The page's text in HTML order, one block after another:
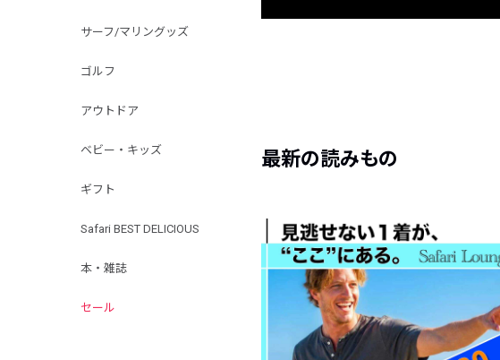
サーフ/マリングッズ
ゴルフ
アウトドア
ベビー・キッズ
ギフト
Safari BEST DELICIOUS
本・雑誌
セール
最新の読みもの